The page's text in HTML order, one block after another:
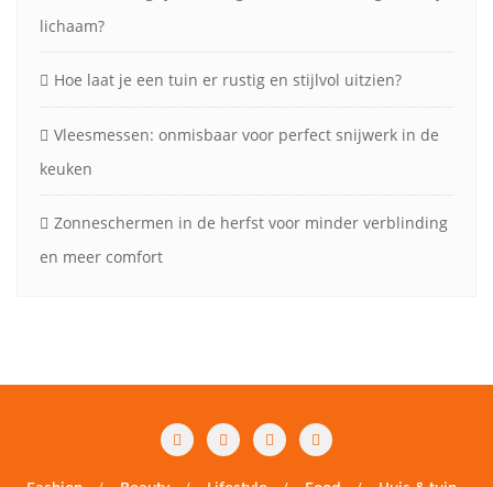
lichaam?
Hoe laat je een tuin er rustig en stijlvol uitzien?
Vleesmessen: onmisbaar voor perfect snijwerk in de
keuken
Zonneschermen in de herfst voor minder verblinding
en meer comfort